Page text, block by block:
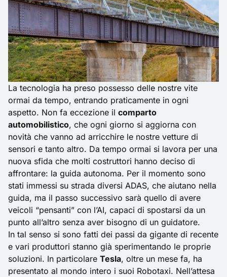
La tecnologia ha preso possesso delle nostre vite
ormai da tempo, entrando praticamente in ogni
aspetto. Non fa eccezione il comparto
automobilistico, che ogni giorno si aggiorna con
novità che vanno ad arricchire le nostre vetture di
sensori e tanto altro. Da tempo ormai si lavora per una
nuova sfida che molti costruttori hanno deciso di
affrontare: la guida autonoma. Per il momento sono
stati immessi su strada diversi ADAS, che aiutano nella
guida, ma il passo successivo sarà quello di avere
veicoli “pensanti” con l’AI, capaci di spostarsi da un
punto all’altro senza aver bisogno di un guidatore.
In tal senso si sono fatti dei passi da gigante di recente
e vari produttori stanno già sperimentando le proprie
soluzioni. In particolare Tesla, oltre un mese fa, ha
presentato al mondo intero i suoi Robotaxi. Nell’attesa